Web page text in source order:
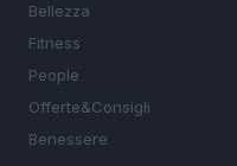
Bellezza
Fitness
People
Offerte&Consigli
Benessere